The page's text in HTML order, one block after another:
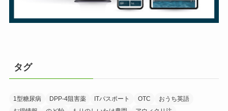
タグ
1型糖尿病 DPP-4阻害薬 ITパスポート OTC
おうち英語